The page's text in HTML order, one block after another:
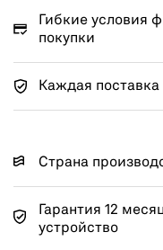
Гибкие условия
покупки
Каждая поставка
Страна
Гарантия 12
устройство